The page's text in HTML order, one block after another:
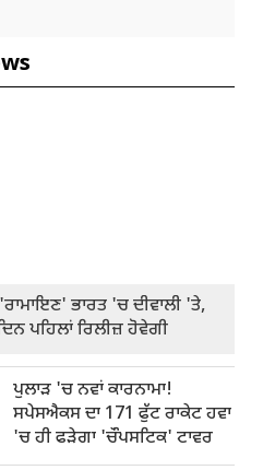
ਭਾਰਤ 'ਚ ਦੀਵਾਲੀ 'ਤੇ,
ਪਹਿਲਾਂ ਰਿਲੀਜ਼ ਹੋਵੇਗੀ
ਪੁਲਾੜ 'ਚ ਨਵਾਂ ਕਾਰਨਾਮਾ!
ਸਪੇਸਐਕਸ ਦਾ 171 ਫੁੱਟ ਰਾਕੇਟ ਹਵਾ
'ਚ ਹੀ ਫੜੇਗਾ 'ਚੌਪਸਟਿਕ' ਟਾਵਰ